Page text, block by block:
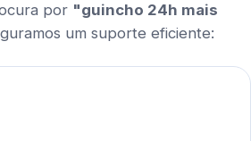
por "guincho 24h mais
um suporte eficiente: